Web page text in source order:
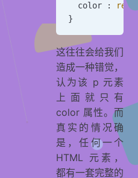
  color :
red
}
这往往会给我们
造成一种错觉，
认为该 p 元素
上面就只有
color 属性。而
真实的情况确
是，任何一个
HTML 元素，
都有一套完整的